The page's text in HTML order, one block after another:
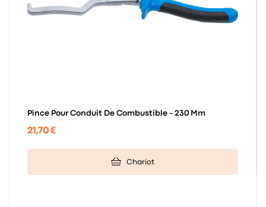
Pince Pour Conduit De Combustible - 230 Mm
21,70 €
Chariot